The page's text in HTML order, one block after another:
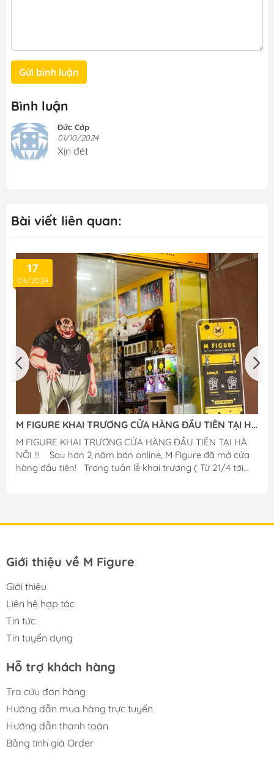
Gửi bình luận
Bình luận
Đức Cớp
01/10/2024
Xịn đét
Bài viết liên quan:
17
04/2024
M FIGURE KHAI TRƯƠNG CỬA HÀNG ĐẦU TIÊN TẠI HÀ
NỘI
M FIGURE KHAI TRƯƠNG CỬA HÀNG ĐẦU TIÊN TẠI HÀ
NỘI !!! ️ Sau hơn 2 năm bán online, M Figure đã mở cửa
hàng đầu tiên! Trong tuần lễ khai trương ( Từ 21/4 tới
Giới thiệu về M Figure
Giới thiệu
Liên hệ hợp tác
Tin tức
Tin tuyển dụng
Hỗ trợ khách hàng
Tra cứu đơn hàng
Hướng dẫn mua hàng trực tuyến
Hướng dẫn thanh toán
Bảng tính giá Order